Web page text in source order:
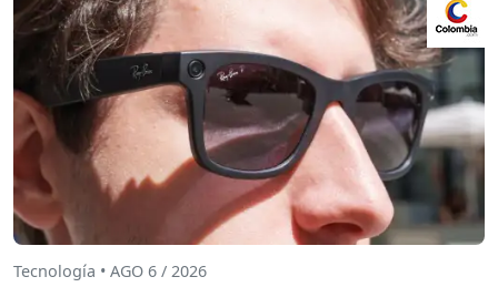
Tecnología • AGO 6 / 2026